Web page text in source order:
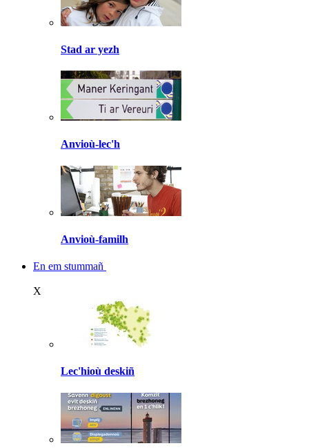
Stad ar yezh
Anvioù-lec'h
Anvioù-familh
En em stummañ
X
Lec'hioù deskiñ